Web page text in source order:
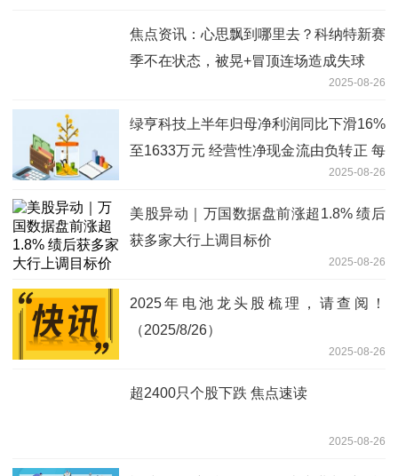
焦点资讯：心思飘到哪里去？科纳特新赛
季不在状态，被晃+冒顶连场造成失球
2025-08-26
绿亨科技上半年归母净利润同比下滑16%
至1633万元 经营性净现金流由负转正 每
2025-08-26
美股异动｜万国数据盘前涨超1.8% 绩后
获多家大行上调目标价
2025-08-26
2025年电池龙头股梳理，请查阅！
（2025/8/26）
2025-08-26
超2400只个股下跌 焦点速读
2025-08-26